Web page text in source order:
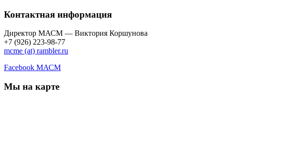
Контактная информация
Директор МАСМ — Виктория Коршунова
+7 (926) 223-98-77
mcme (at) rambler.ru
Facebook МАСМ
Мы на карте